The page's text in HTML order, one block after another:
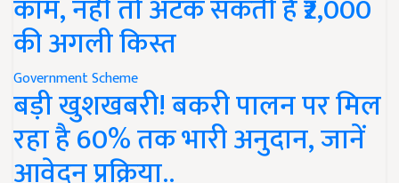
काम, नहीं तो अटक सकती है ₹2,000
की अगली किस्त
Government Scheme
बड़ी खुशखबरी! बकरी पालन पर मिल
रहा है 60% तक भारी अनुदान, जानें
आवेदन प्रक्रिया..